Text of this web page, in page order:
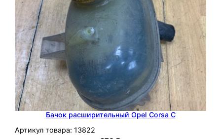
Бачок расширительный Opel Corsa C
Артикул товара: 13822